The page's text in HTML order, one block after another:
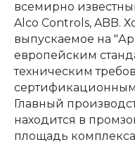
всемирно
Alco Controls, ABB.
выпускаемое на
европейским
техническим
сертификационным
Главный
находится в
площадь комплекса